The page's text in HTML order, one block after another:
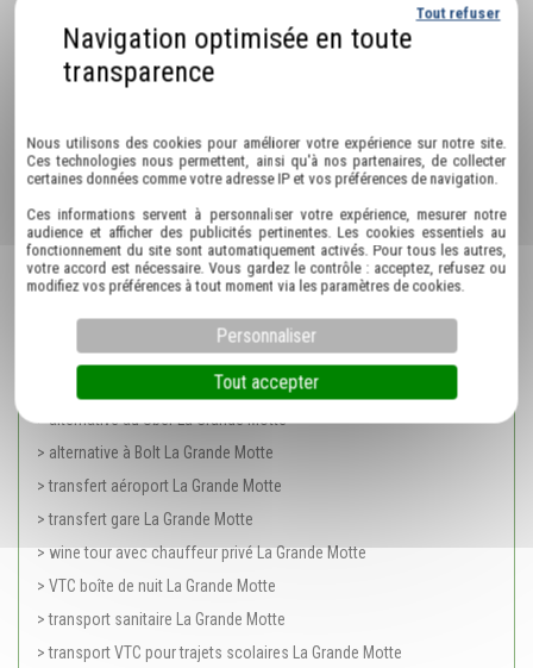
> VTC boîte de nuit Palavas les flots
> transport sanitaire Palavas les flots
> chauffeur VTC pour évènement privé Palavas les flots
> chauffeur vtc pour mise à disposition Palavas les flots
> réservation chauffeur 24h/7j La Grande Motte
> chauffeur VTC La Grande Motte
> chauffeur longue distance La Grande Motte
> service de conciergerie La Grande Motte
> chauffeur privé pour mariage La Grande Motte
> alternative au taxi La Grande Motte
> alternative au Uber La Grande Motte
> alternative à Bolt La Grande Motte
> transfert aéroport La Grande Motte
> transfert gare La Grande Motte
> wine tour avec chauffeur privé La Grande Motte
> VTC boîte de nuit La Grande Motte
> transport sanitaire La Grande Motte
> transport VTC pour trajets scolaires La Grande Motte
Nous utilisons des cookies pour améliorer votre expérience sur notre site.
Ces technologies nous permettent, ainsi qu'à nos partenaires, de collecter
certaines données comme votre adresse IP et vos préférences de navigation.
Ces informations servent à personnaliser votre expérience, mesurer notre
audience et afficher des publicités pertinentes. Les cookies essentiels au
fonctionnement du site sont automatiquement activés. Pour tous les autres,
votre accord est nécessaire. Vous gardez le contrôle : acceptez, refusez ou
modifiez vos préférences à tout moment via les paramètres de cookies.
Tout accepter
Tout refuser
Personnaliser